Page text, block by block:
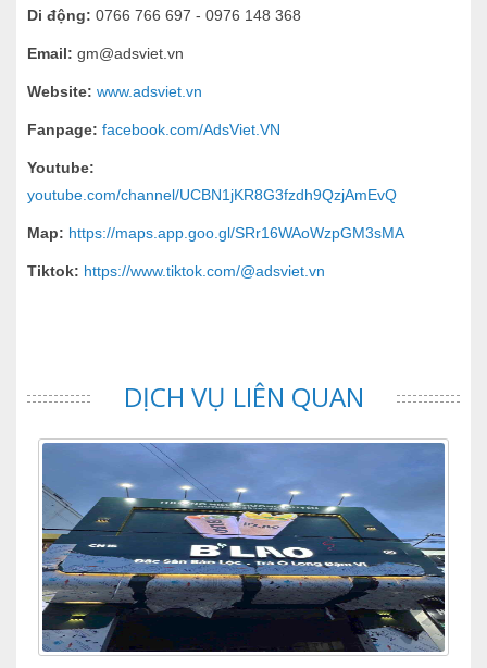
Di động: 0766 766 697 - 0976 148 368
Email: gm@adsviet.vn
Website: www.adsviet.vn
Fanpage: facebook.com/AdsViet.VN
Youtube:
youtube.com/channel/UCBN1jKR8G3fzdh9QzjAmEvQ
Map: https://maps.app.goo.gl/SRr16WAoWzpGM3sMA
Tiktok: https://www.tiktok.com/@adsviet.vn
DỊCH VỤ LIÊN QUAN